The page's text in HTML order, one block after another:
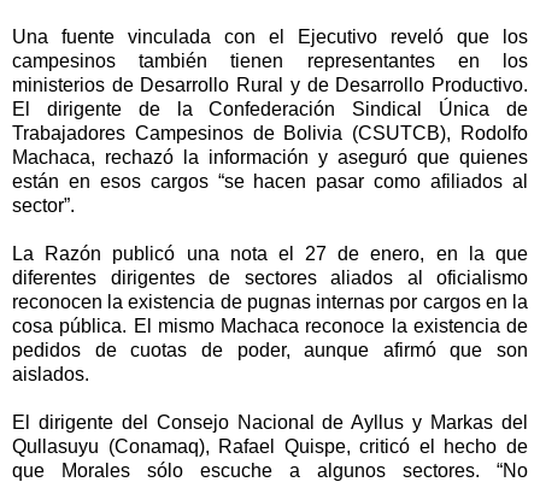
Una fuente vinculada con el Ejecutivo reveló que los
campesinos también tienen representantes en los
ministerios de Desarrollo Rural y de Desarrollo Productivo.
El dirigente de la Confederación Sindical Única de
Trabajadores Campesinos de Bolivia (CSUTCB), Rodolfo
Machaca, rechazó la información y aseguró que quienes
están en esos cargos “se hacen pasar como afiliados al
sector”.
La Razón publicó una nota el 27 de enero, en la que
diferentes dirigentes de sectores aliados al oficialismo
reconocen la existencia de pugnas internas por cargos en la
cosa pública. El mismo Machaca reconoce la existencia de
pedidos de cuotas de poder, aunque afirmó que son
aislados.
El dirigente del Consejo Nacional de Ayllus y Markas del
Qullasuyu (Conamaq), Rafael Quispe, criticó el hecho de
que Morales sólo escuche a algunos sectores. “No